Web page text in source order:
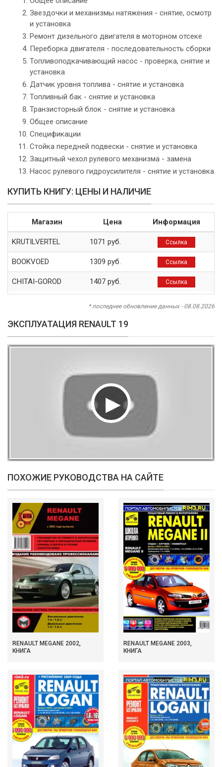
Звездочки и механизмы натяжения - снятие, осмотр
и установка
Ремонт дизельного двигателя в моторном отсеке
Переборка двигателя - последовательность сборки
Топливоподкачивающий насос - проверка, снятие и
установка
Датчик уровня топлива - снятие и установка
Топливный бак - снятие и установка
Транзисторный блок - снятие и установка
Общее описание
Спецификации
Стойка передней подвески - снятие и установка
Защитный чехол рулевого механизма - замена
Насос рулевого гидроусилителя - снятие и установка
КУПИТЬ КНИГУ: ЦЕНЫ И НАЛИЧИЕ
Магазин Цена Информация
KRUTILVERTEL 1071 руб. Ссылка
BOOKVOED 1309 руб. Ссылка
CHITAI-GOROD 1407 руб. Ссылка
* последнее обновление данных - 08.08.2026
ЭКСПЛУАТАЦИЯ RENAULT 19
ПОХОЖИЕ РУКОВОДСТВА НА САЙТЕ
RENAULT MEGANE 2002,
КНИГА
RENAULT MEGANE 2003,
КНИГА